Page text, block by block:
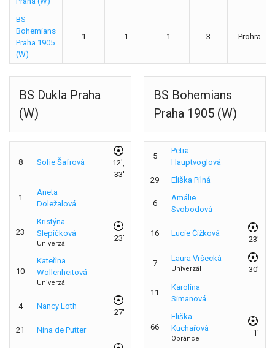
BS
Bohemians
Praha 1905
(W)
1 1 1 3 Prohra
BS Dukla Praha
(W)
8 Sofie Šafrová
12',
33'
1
Aneta
Doležalová
23
Kristýna
Slepičková
Univerzál
23'
10
Kateřina
Wollenheitová
Univerzál
4 Nancy Loth
27'
21
Nina de Putter
BS Bohemians
Praha 1905 (W)
5
Petra
Hauptvoglová
29
Eliška Pilná
6
Amálie
Svobodová
16 Lucie Čížková
23'
7
Laura Vršecká
Univerzál 30'
11
Karolína
Simanová
66
Eliška
Kuchařová
Obránce
1'